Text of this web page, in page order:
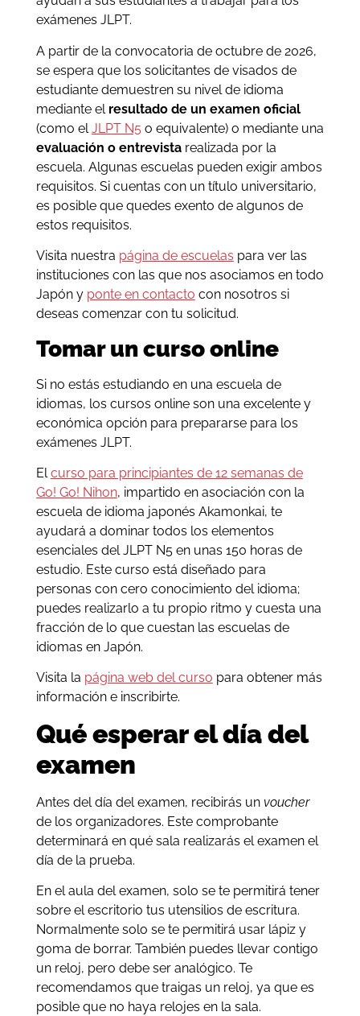
exámenes JLPT.
A partir de la convocatoria de octubre de 2026,
se espera que los solicitantes de visados de
estudiante demuestren su nivel de idioma
mediante el resultado de un examen oficial
(como elJLPT N5 o equivalente) o mediante una
evaluación o entrevistarealizada por la
escuela. Algunas escuelas pueden exigir ambos
requisitos. Si cuentas con un título universitario,
es posible que quedes exento de algunos de
estos requisitos.
Visita nuestra página de escuelas para ver las
instituciones con las que nos asociamos en todo
Japón y ponte en contacto con nosotros si
deseas comenzar con tu solicitud.
Tomar un curso online
Si no estás estudiando en una escuela de
idiomas, los cursos online son una excelente y
económica opción para prepararse para los
exámenes JLPT.
Elcurso para principiantes de 12 semanas de
Go! Go! Nihon, impartido en asociación con la
escuela de idioma japonés Akamonkai, te
ayudará a dominar todos los elementos
esenciales del JLPT N5 en unas 150 horas de
estudio. Este curso está diseñado para
personas con cero conocimiento del idioma;
puedes realizarlo a tu propio ritmo y cuesta una
fracción de lo que cuestan las escuelas de
idiomas en Japón.
Visita la página web del curso para obtener más
información e inscribirte.
Qué esperar el día del
examen
Antes del día del examen, recibirás un voucher
de los organizadores. Este comprobante
determinará en qué sala realizarás el examen el
día de la prueba.
En el aula del examen, solo se te permitirá tener
sobre el escritorio tus utensilios de escritura.
Normalmente solo se te permitirá usar lápiz y
goma de borrar. También puedes llevar contigo
un reloj, pero debe ser analógico. Te
recomendamos que traigas un reloj, ya que es
posible que no haya relojes en la sala.